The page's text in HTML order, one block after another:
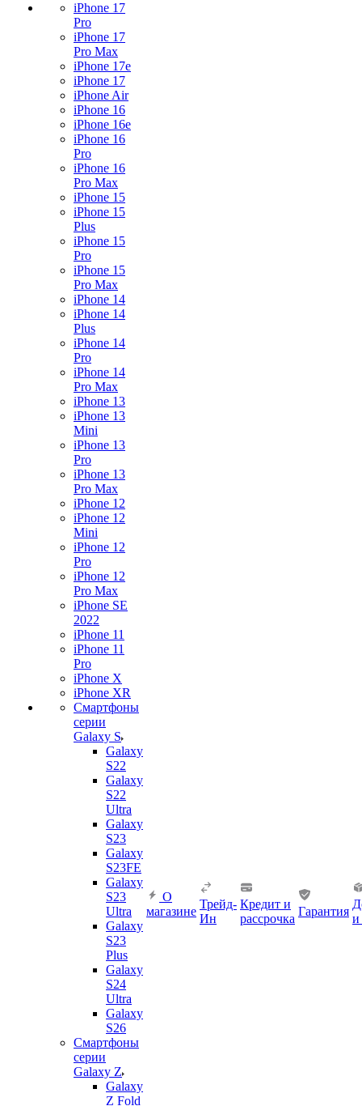
iPhone 17
Pro
iPhone 17
Pro Max
iPhone 17e
iPhone 17
iPhone Air
iPhone 16
iPhone 16e
iPhone 16
Pro
iPhone 16
Pro Max
iPhone 15
iPhone 15
Plus
iPhone 15
Pro
iPhone 15
Pro Max
iPhone 14
iPhone 14
Plus
iPhone 14
Pro
iPhone 14
Pro Max
iPhone 13
iPhone 13
Mini
iPhone 13
Pro
iPhone 13
Pro Max
iPhone 12
iPhone 12
Mini
iPhone 12
Pro
iPhone 12
Pro Max
iPhone SE
2022
iPhone 11
iPhone 11
Pro
iPhone X
iPhone XR
Смартфоны
серии
Galaxy S
Galaxy
S22
Galaxy
S22
Ultra
Galaxy
S23
Galaxy
S23FE
Galaxy
S23
Ultra
Galaxy
S23
Plus
Galaxy
S24
Ultra
Galaxy
S26
Смартфоны
серии
Galaxy Z
Galaxy
Z Fold
О
магазине
Трейд-
Ин
Кредит и
рассрочка
Гарантия
и